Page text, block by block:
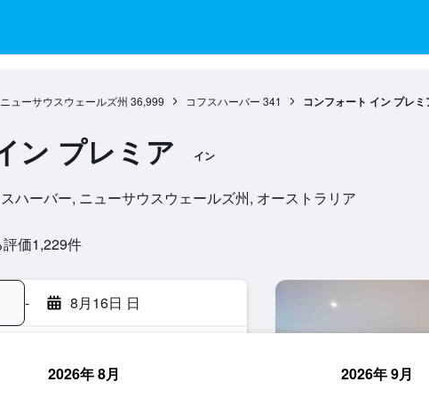
ニューサウスウェールズ州 36,999 コフスハーバー 341 コンフォート イン プレミ
ン プレミア イン
ハーバー, ニューサウスウェールズ州, オーストラリア
価1,229​件
- 8月16日 日
2026年 8月 2026年 9月